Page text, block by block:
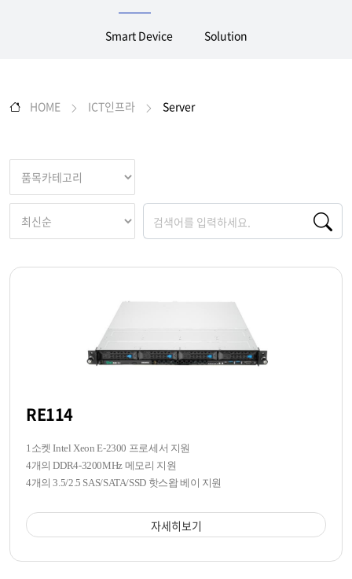
Smart Device Solution
HOME ICT인프라 Server
RE114
1소켓 Intel Xeon E-2300 프로세서 지원
4개의 DDR4-3200MHz 메모리 지원
4개의 3.5/2.5 SAS/SATA/SSD 핫스왑 베이 지원
자세히보기